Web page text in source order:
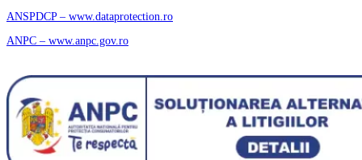
ANSPDCP – www.dataprotection.ro
ANPC – www.anpc.gov.ro